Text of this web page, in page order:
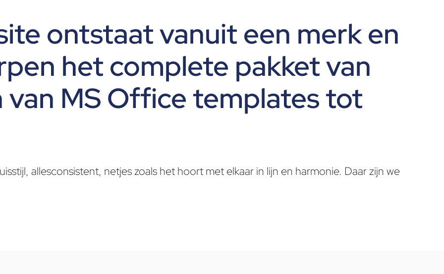
ontstaat vanuit een merk en
het complete pakket van
MS Office templates tot
allesconsistent, netjes zoals het hoort met elkaar in lijn en harmonie. Daar zijn we